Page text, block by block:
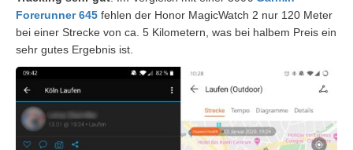
Forerunner 645 fehlen der Honor MagicWatch 2 nur 120 Meter
bei einer Strecke von ca. 5 Kilometern, was bei halbem Preis ein
sehr gutes Ergebnis ist.